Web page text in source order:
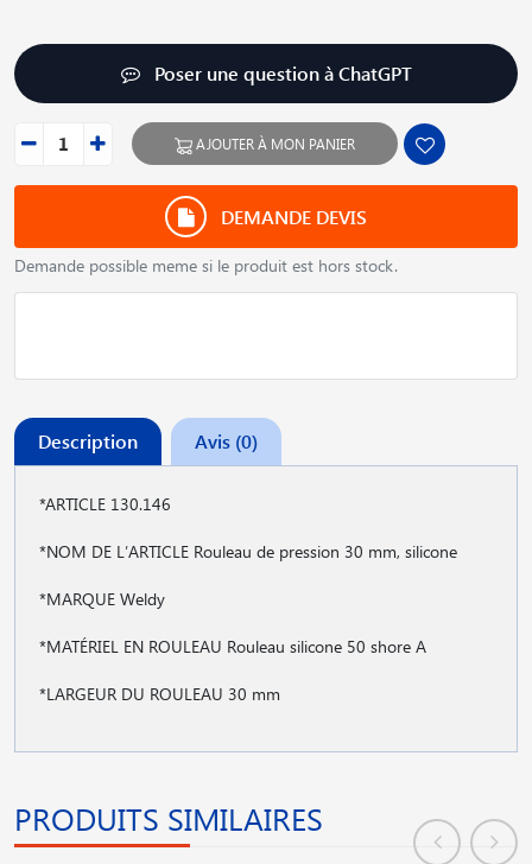
Poser une question à ChatGPT
AJOUTER À MON PANIER
DEMANDE DEVIS
Demande possible meme si le produit est hors stock.
Description Avis (0)
*ARTICLE 130.146
*NOM DE L′ARTICLE Rouleau de pression 30 mm, silicone
*MARQUE Weldy
*MATÉRIEL EN ROULEAU Rouleau silicone 50 shore A
*LARGEUR DU ROULEAU 30 mm
PRODUITS SIMILAIRES